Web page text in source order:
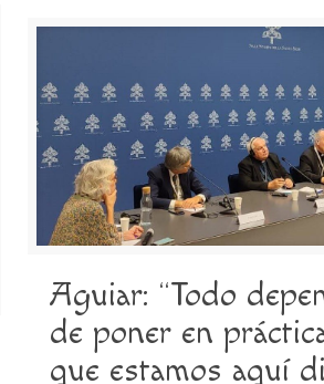
Aguiar: “Todo
de poner en
que estamos aquí